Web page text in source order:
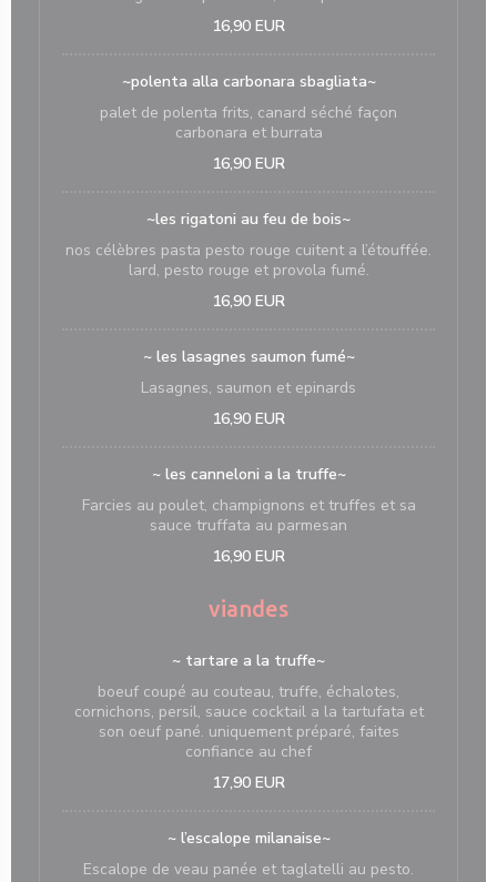
16,90 EUR
~polenta alla carbonara sbagliata~
palet de polenta frits, canard séché façon
carbonara et burrata
16,90 EUR
~les rigatoni au feu de bois~
nos célèbres pasta pesto rouge cuitent a l’étouffée.
lard, pesto rouge et provola fumé.
16,90 EUR
~ les lasagnes saumon fumé~
Lasagnes, saumon et epinards
16,90 EUR
~ les canneloni a la truffe~
Farcies au poulet, champignons et truffes et sa
sauce truffata au parmesan
16,90 EUR
viandes
~ tartare a la truffe~
boeuf coupé au couteau, truffe, échalotes,
cornichons, persil, sauce cocktail a la tartufata et
son oeuf pané. uniquement préparé, faites
confiance au chef
17,90 EUR
~ l’escalope milanaise~
Escalope de veau panée et taglatelli au pesto.